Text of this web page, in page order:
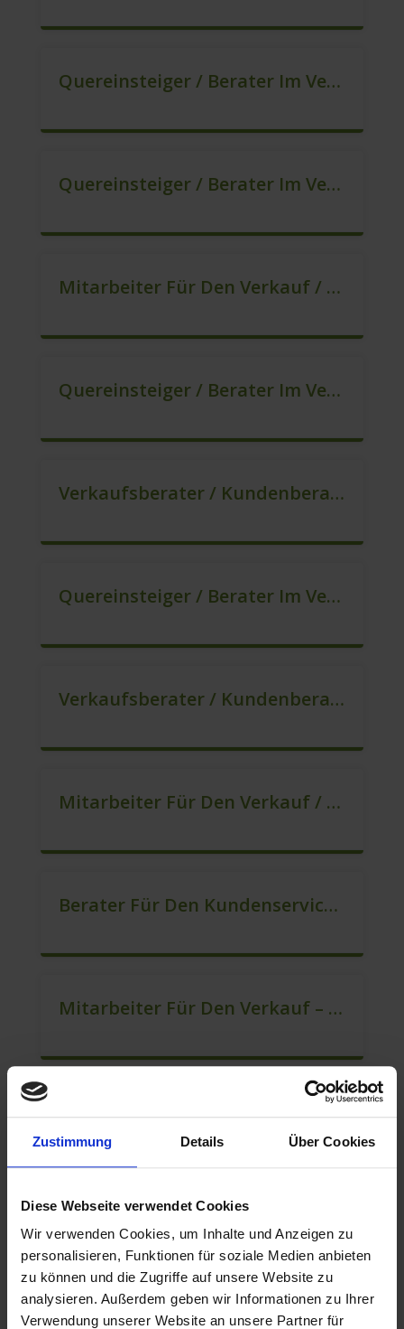
Zustimmung Details Über Cookies
Diese Webseite verwendet Cookies
Wir verwenden Cookies, um Inhalte und Anzeigen zu
personalisieren, Funktionen für soziale Medien anbieten
zu können und die Zugriffe auf unsere Website zu
analysieren. Außerdem geben wir Informationen zu Ihrer
Verwendung unserer Website an unsere Partner für
Quereinsteiger / Berater Im Vertrieb, Keine Zeitarbeit! (m/w/d)
Quereinsteiger / Berater Im Vertrieb – Ab Sofort (m/w/d)
Mitarbeiter Für Den Verkauf / Quereinsteiger (m/w/d)
Quereinsteiger / Berater Im Vertrieb (m/w/d)
Verkaufsberater / Kundenberater – Mehr Als Ein Job (m/w/d)
Quereinsteiger / Berater Im Vertrieb / Außendienst (m/w/d)
Verkaufsberater / Kundenberater (B2C) (m/w/d)
Mitarbeiter Für Den Verkauf / Vertrieb (m/w/d)
Berater Für Den Kundenservice (m/w/d)
Mitarbeiter Für Den Verkauf – Quereinstieg Möglich (m/w/d)
Mitarbeiter Verkauf – Festanstellung (m/w/d)
Verkaufsberater – Festanstellung (m/w/d)